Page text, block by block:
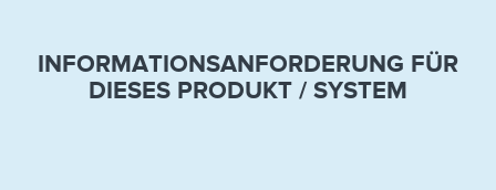
INFORMATIONSANFORDERUNG FÜR
DIESES PRODUKT / SYSTEM